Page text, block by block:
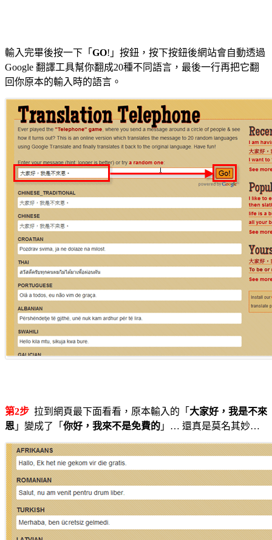
輸入完畢後按一下「 GO!」按鈕，按下按鈕後網站會自動透過
Google 翻譯工具幫你翻成20種不同語言，最後一行再把它翻
回你原本的輸入時的語言。
第2步 拉到網頁最下面看看，原本輸入的「 大家好，我是不來
恩 」變成了「 你好，我來不是免費的 」… 還真是莫名其妙…